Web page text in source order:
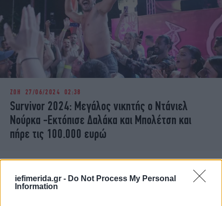
iefimerida.gr - Do Not Process My Personal
Information
ΖΩΗ 27/06/2024 02:38
Survivor 2024: Μεγάλος νικητής ο Ντάνιελ
Νούρκα -Εκτόπισε Δαλάκα και Μπολέτση και
πήρε τις 100.000 ευρώ